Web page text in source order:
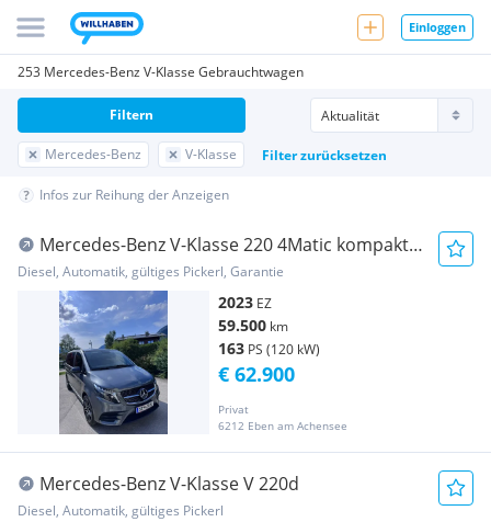
Einloggen
253 Mercedes-Benz V-Klasse Gebrauchtwagen
Mercedes-Benz V-Klasse Filter zurücksetzen
Filtern
Infos zur Reihung der Anzeigen
Mercedes-Benz V-Klasse 220 4Matic kompakt
*MwSt ausweisbar
Diesel, Automatik, gültiges Pickerl, Garantie
2023 EZ
59.500 km
163 PS (120 kW)
Privat
6212 Eben am Achensee
€ 62.900
Mercedes-Benz V-Klasse V 220d
Diesel, Automatik, gültiges Pickerl